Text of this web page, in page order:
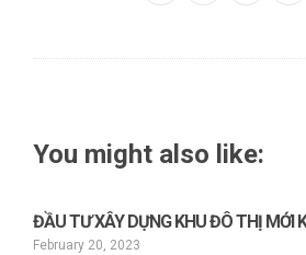
You might also like:
ĐẦU TƯ XÂY DỰNG KHU ĐÔ THỊ MỚI
February 20, 2023